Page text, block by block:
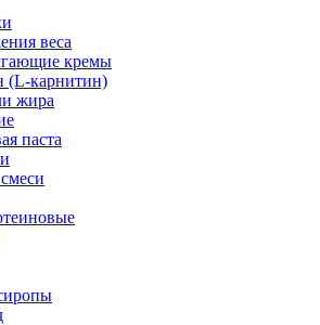
веса
кремы
(L-карнитин)
жира
паста